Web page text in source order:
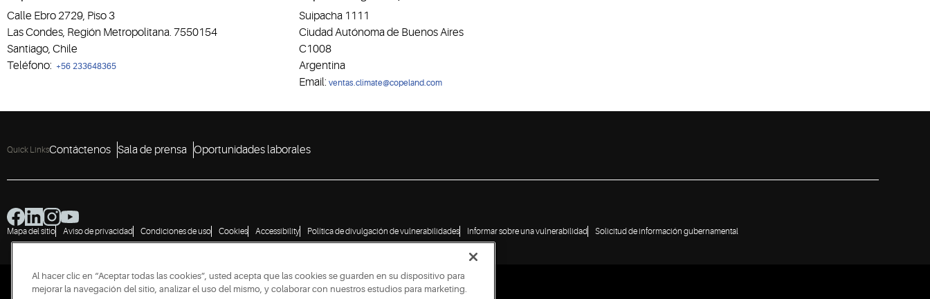
Calle Ebro 2729, Piso 3
Las Condes, Región Metropolitana. 7550154
Santiago, Chile
Teléfono: +56 233648365
Suipacha 1111
Ciudad Autónoma de Buenos Aires
C1008
Argentina
Email: ventas.climate@copeland.com
Quick LinksContáctenos Sala de prensa Oportunidades laborales
Mapa del sitio Aviso de privacidad Condiciones de uso Cookies Accessibility Política de divulgación de vulnerabilidades Informar sobre una vulnerabilidad Solicitud de información gubernamental
Al hacer clic en “Aceptar todas las cookies”, usted acepta que las cookies se guarden en su dispositivo para
mejorar la navegación del sitio, analizar el uso del mismo, y colaborar con nuestros estudios para marketing.